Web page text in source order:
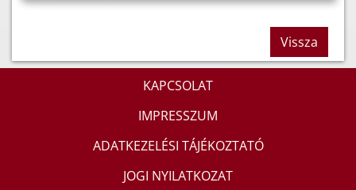
Vissza
KAPCSOLAT
IMPRESSZUM
ADATKEZELÉSI TÁJÉKOZTATÓ
JOGI NYILATKOZAT